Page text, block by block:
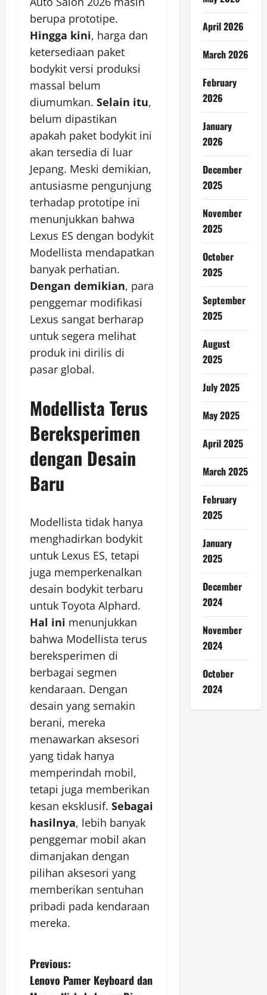
berupa prototipe.
Hingga kini, harga dan
ketersediaan paket
bodykit versi produksi
massal belum
diumumkan. Selain itu,
belum dipastikan
apakah paket bodykit ini
akan tersedia di luar
Jepang. Meski demikian,
antusiasme pengunjung
terhadap prototipe ini
menunjukkan bahwa
Lexus ES dengan bodykit
Modellista mendapatkan
banyak perhatian.
Dengan demikian, para
penggemar modifikasi
Lexus sangat berharap
untuk segera melihat
produk ini dirilis di
pasar global.
Modellista Terus
Bereksperimen
dengan Desain
Baru
Modellista tidak hanya
menghadirkan bodykit
untuk Lexus ES, tetapi
juga memperkenalkan
desain bodykit terbaru
untuk Toyota Alphard.
Hal ini menunjukkan
bahwa Modellista terus
bereksperimen di
berbagai segmen
kendaraan. Dengan
desain yang semakin
berani, mereka
menawarkan aksesori
yang tidak hanya
memperindah mobil,
tetapi juga memberikan
kesan eksklusif. Sebagai
hasilnya, lebih banyak
penggemar mobil akan
dimanjakan dengan
pilihan aksesori yang
memberikan sentuhan
pribadi pada kendaraan
mereka.
P
Previous:
Lenovo Pamer Keyboard dan
April 2026
March 2026
February
2026
January
2026
December
2025
November
2025
October
2025
September
2025
August
2025
July 2025
May 2025
April 2025
March 2025
February
2025
January
2025
December
2024
November
2024
October
2024